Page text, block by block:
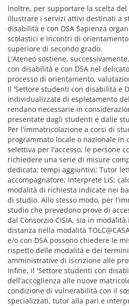
Inoltre, per supportare la scelta
illustrare i servizi attivi destinati a
disabilità e con DSA Sapienza
scolastici e incontri di
superiore di secondo grado.
L'Ateneo sostiene,
con disabilità e con DSA nel
processo di orientamento,
Il 'Settore studenti con disabilità e
individualizzate di espletamento
rendano necessarie in
presentate dagli studenti e dalle
Per l'immatricolazione a corsi di
programmato locale o nazionale in
selettiva per l'accesso, le persone
richiedere una serie di misure
dedicata; tempi aggiuntivi; Tutor
accompagnatore; Interprete LIS;
modalità di richiesta indicate nei
di studio. Allo stesso modo, per
studio che prevedono prove di
dal Consorzio CISIA, sia in
distanza nella modalità
e/o con DSA possono chiedere le
rispetto delle modalità e dei
amministrative di iscrizione alle
Infine, il 'Settore studenti con
dell'accoglienza alle nuove
condizione di vulnerabilità con il
specializzati, tutor alla pari e